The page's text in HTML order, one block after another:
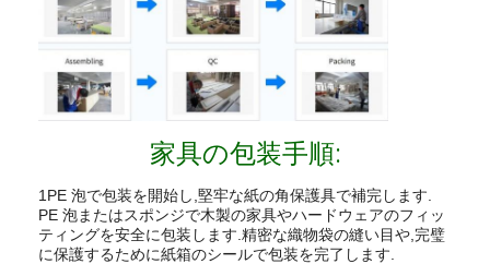
家具の包装手順:
1PE 泡で包装を開始し,堅牢な紙の角保護具で補完します.
PE 泡またはスポンジで木製の家具やハードウェアのフィッ
ティングを安全に包装します.精密な織物袋の縫い目や,完璧
に保護するために紙箱のシールで包装を完了します.